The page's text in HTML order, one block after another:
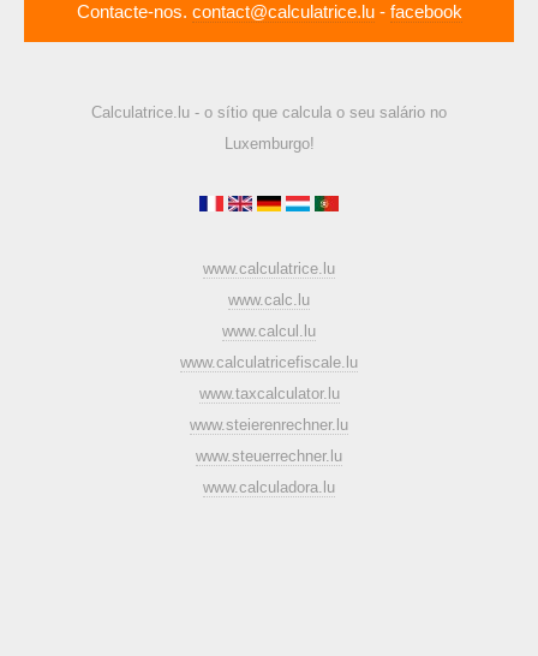
Contacte-nos. contact@calculatrice.lu- facebook
Calculatrice.lu - o sítio que calcula o seu salário no
Luxemburgo!
www.calculatrice.lu
www.calc.lu
www.calcul.lu
www.calculatricefiscale.lu
www.taxcalculator.lu
www.steierenrechner.lu
www.steuerrechner.lu
www.calculadora.lu